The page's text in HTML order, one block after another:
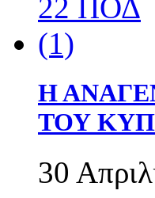
Η
ΤΟΥ
30